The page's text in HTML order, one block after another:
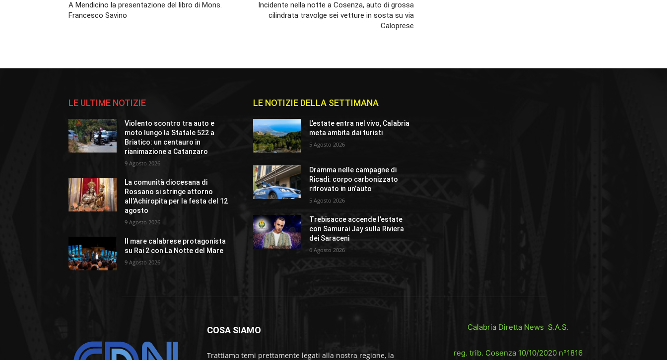
A Mendicino la presentazione del libro di Mons.
Francesco Savino
Incidente nella notte a Cosenza, auto di grossa
cilindrata travolge sei vetture in sosta su via
Caloprese
LE ULTIME NOTIZIE
Violento scontro tra auto e
moto lungo la Statale 522 a
Briatico: un centauro in
rianimazione a Catanzaro
9 Agosto 2026
La comunità diocesana di
Rossano si stringe attorno
all’Achiropita per la festa del 12
agosto
9 Agosto 2026
Il mare calabrese protagonista
su Rai 2 con La Notte del Mare
9 Agosto 2026
LE NOTIZIE DELLA SETTIMANA
L’estate entra nel vivo, Calabria
meta ambita dai turisti
5 Agosto 2026
Dramma nelle campagne di
Ricadi: corpo carbonizzato
ritrovato in un’auto
5 Agosto 2026
Trebisacce accende l’estate
con Samurai Jay sulla Riviera
dei Saraceni
6 Agosto 2026
COSA SIAMO
Trattiamo temi prettamente legati alla nostra regione, la
Calabria Diretta News S.A.S.
reg. trib. Cosenza 10/10/2020 n°1816